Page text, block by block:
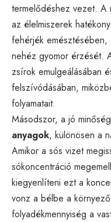
termelődéshez vezet. A
az élelmiszerek
fehérjék
nehéz gyomor érzését.
zsírok emulgeálásában
felszívódásában,
folyamatait.
Másodszor, a jó
anyagok, különösen a
Amikor a sós vizet
sókoncentráció
kiegyenlíteni ezt a
vonz a bélbe a
folyadékmennyiség a